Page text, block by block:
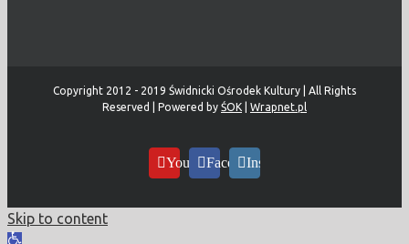
Copyright 2012 - 2019 Świdnicki Ośrodek Kultury | All Rights
Reserved | Powered by ŚOK Wrapnet.pl
YouTubeFacebookInstagram
Skip to content
Open